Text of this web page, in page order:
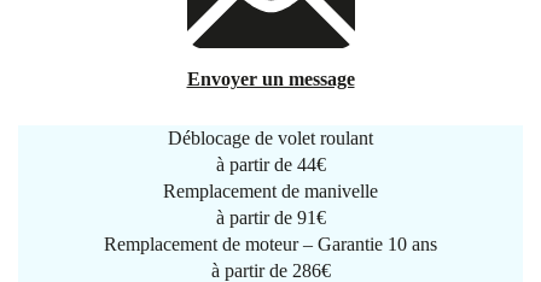
Envoyer un message
Déblocage de volet roulant
à partir de 44€
Remplacement de manivelle
à partir de 91€
Remplacement de moteur – Garantie 10 ans
à partir de 286€